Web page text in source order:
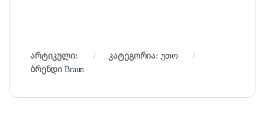
არტიკული: კატეგორია: უთო
ბრენდიBraun